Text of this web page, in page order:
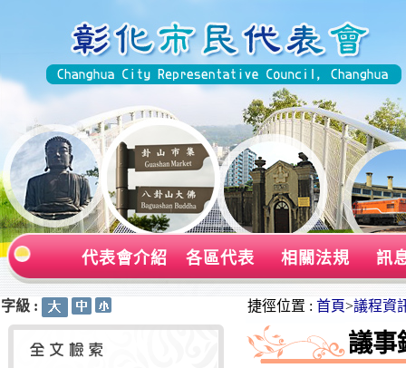
代表會介紹 各區代表 相關法規 訊
字級 : 捷徑位置 : 首頁>議程資
議事